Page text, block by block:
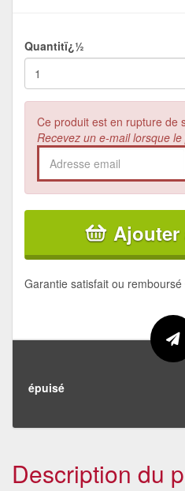
Quantitï¿½
Ce produit est en rupture de
Recevez un e-mail lorsque
Ajouter
Garantie satisfait ou remboursé
épuisé
Description du